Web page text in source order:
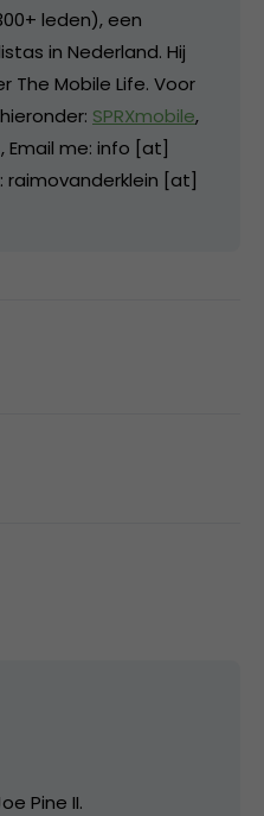
leden), een
in Nederland. Hij
The Mobile Life. Voor
SPRXmobile,
, Email me: info [at]
raimovanderklein [at]
Pine II.